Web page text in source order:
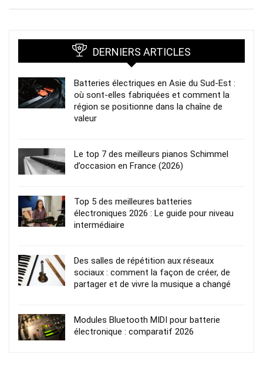
DERNIERS ARTICLES
Batteries électriques en Asie du Sud-Est :
où sont-elles fabriquées et comment la
région se positionne dans la chaîne de
valeur
Le top 7 des meilleurs pianos Schimmel
d’occasion en France (2026)
Top 5 des meilleures batteries
électroniques 2026 : Le guide pour niveau
intermédiaire
Des salles de répétition aux réseaux
sociaux : comment la façon de créer, de
partager et de vivre la musique a changé
Modules Bluetooth MIDI pour batterie
électronique : comparatif 2026